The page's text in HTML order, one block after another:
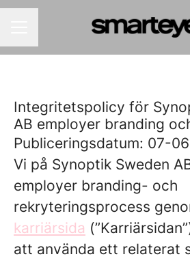
Integritetspolicy för
AB employer branding
Publiceringsdatum: 07-
Vi på Synoptik Sweden
employer branding- och
rekryteringsprocess
karriärsida
att använda ett relaterat